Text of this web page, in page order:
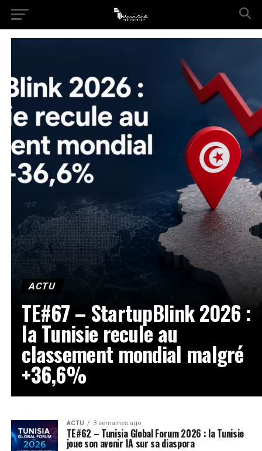
ACTU
TE#67 – StartupBlink 2026 :
la Tunisie recule au
classement mondial malgré
+36,6%
ACTU 3 semaines ago
TE#62 – Tunisia Global Forum 2026 : la Tunisie
joue son avenir IA sur sa diaspora